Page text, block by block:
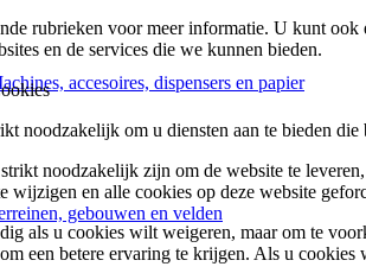
accesoires, dispensers en papier
gebouwen en velden
rubrieken voor meer informatie. U kunt
en de services die we kunnen bieden.
noodzakelijk om u diensten aan te bieden
noodzakelijk zijn om de website te
wijzigen en alle cookies op deze website
als u cookies wilt weigeren, maar om te
een betere ervaring te krijgen. Als u